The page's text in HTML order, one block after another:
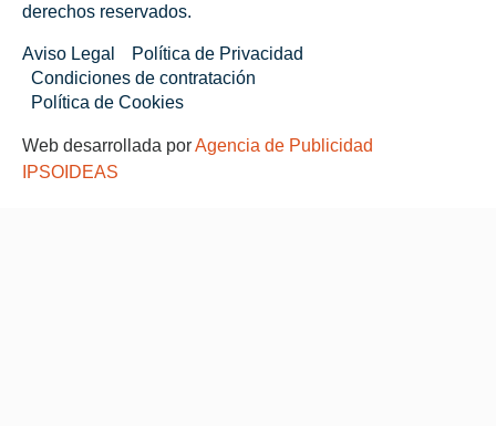
derechos reservados.
Aviso Legal
Política de Privacidad
Condiciones de contratación
Política de Cookies
Web desarrollada porAgencia de Publicidad
IPSOIDEAS